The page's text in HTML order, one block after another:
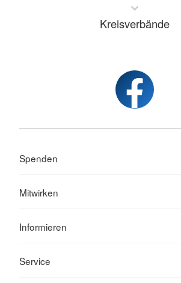
Kreisverbände
Spenden
Mitwirken
Informieren
Service